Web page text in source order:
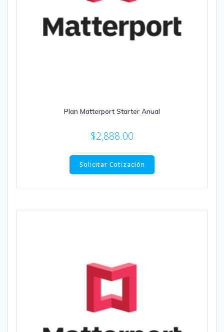
Plan Matterport Starter Anual
$2,888.00
Solicitar Cotización